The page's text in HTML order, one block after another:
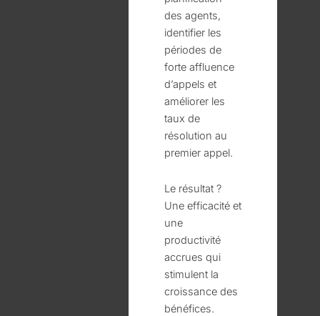
des agents,
identifier les
périodes de
forte affluence
d’appels et
améliorer les
taux de
résolution au
premier appel.
Le résultat ?
Une efficacité et
une
productivité
accrues qui
stimulent la
croissance des
bénéfices.